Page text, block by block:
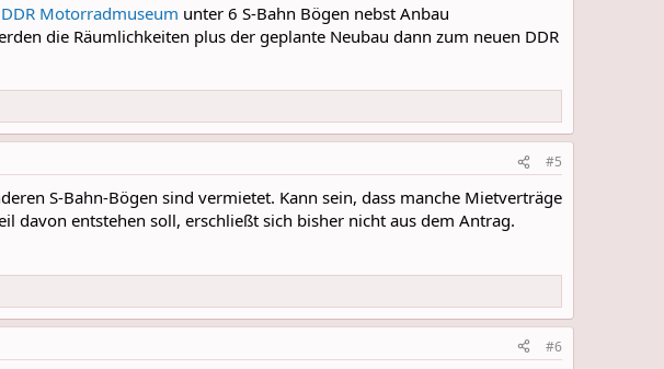
DDR Motorradmuseum unter 6 S-Bahn Bögen nebst Anbau
die Räumlichkeiten plus der geplante Neubau dann zum neuen DDR
#5
S-Bahn-Bögen sind vermietet. Kann sein, dass manche Mietverträge
davon entstehen soll, erschließt sich bisher nicht aus dem Antrag.
#6